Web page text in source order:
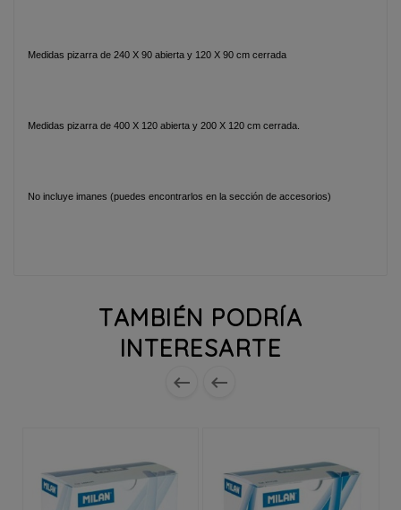
Medidas pizarra de 240 X 90 abierta y 120 X 90 cm cerrada
Medidas pizarra de 400 X 120 abierta y 200 X 120 cm cerrada.
No incluye imanes (puedes encontrarlos en la sección de accesorios)
TAMBIÉN PODRÍA
INTERESARTE
 